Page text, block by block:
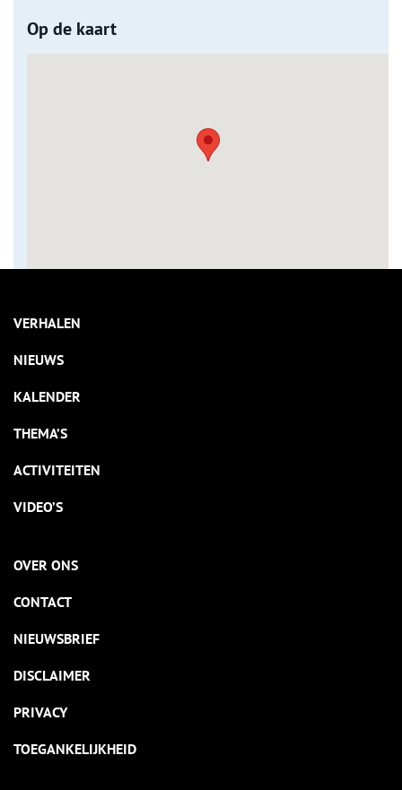
Op de kaart
VERHALEN
NIEUWS
KALENDER
THEMA’S
ACTIVITEITEN
VIDEO’S
OVER ONS
CONTACT
NIEUWSBRIEF
DISCLAIMER
PRIVACY
TOEGANKELIJKHEID